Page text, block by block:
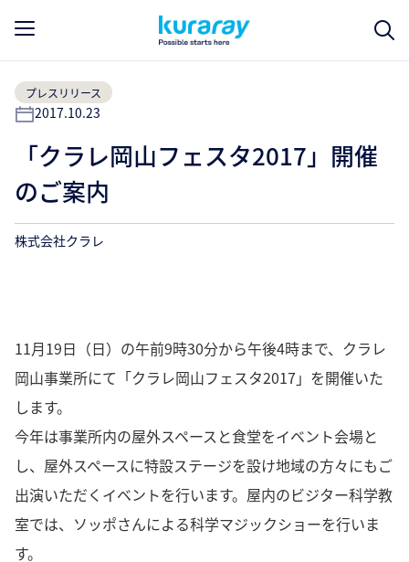
プレスリリース
2017.10.23
「クラレ岡山フェスタ2017」開催
のご案内
株式会社クラレ
11月19日（日）の午前9時30分から午後4時まで、クラレ
岡山事業所にて「クラレ岡山フェスタ2017」を開催いた
します。
今年は事業所内の屋外スペースと食堂をイベント会場と
し、屋外スペースに特設ステージを設け地域の方々にもご
出演いただくイベントを行います。屋内のビジター科学教
室では、ソッポさんによる科学マジックショーを行いま
す。